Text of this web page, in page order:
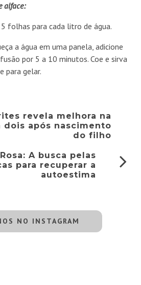
alface:
folhas para cada litro de água.
a água em uma panela, adicione
por 5 a 10 minutos. Coe e sirva
para gelar.
revela melhora na
dois após nascimento
do filho
A busca pelas
para recuperar a
autoestima
NO INSTAGRAM